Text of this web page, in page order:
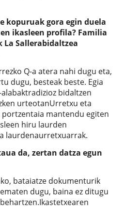
kopuruak gora egin duela
ikasleen profila? Familia
La Sallerabidaltzea
Q-a atera nahi dugu eta,
dugu, besteak beste. Egia
bidaltzen
urteotanUrretxu eta
mantendu egiten
hiru laurden
laurdenaurretxuarrak.
da, zertan datza egun
bataiatze dokumenturik
dugu, baina ez ditugu